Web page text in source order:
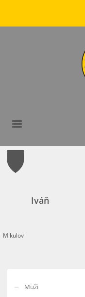
Iváň
Mikulov
Muži